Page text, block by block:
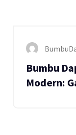
Bumbu
Modern: